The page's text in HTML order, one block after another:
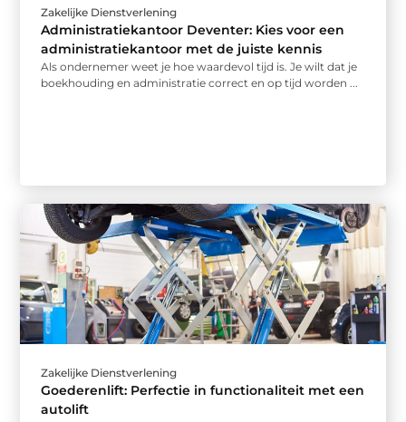
Zakelijke Dienstverlening
Administratiekantoor Deventer: Kies voor een
administratiekantoor met de juiste kennis
Als ondernemer weet je hoe waardevol tijd is. Je wilt dat je
boekhouding en administratie correct en op tijd worden ...
Zakelijke Dienstverlening
Goederenlift: Perfectie in functionaliteit met een
autolift